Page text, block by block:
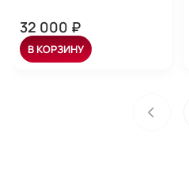
32 000 ₽
В КОРЗИНУ